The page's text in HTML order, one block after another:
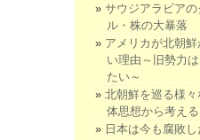
サウジアラビア
ル・株の大暴落
アメリカが北朝
い理由～旧勢力
たい～
北朝鮮を巡る様
体思想から考える
日本は今も腐敗